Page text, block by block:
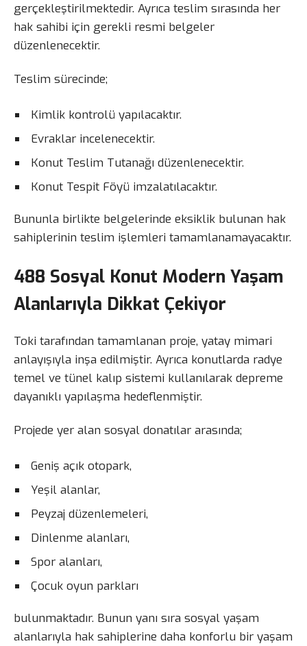
gerçekleştirilmektedir. Ayrıca teslim sırasında her
hak sahibi için gerekli resmi belgeler
düzenlenecektir.
Teslim sürecinde;
Kimlik kontrolü yapılacaktır.
Evraklar incelenecektir.
Konut Teslim Tutanağı düzenlenecektir.
Konut Tespit Föyü imzalatılacaktır.
Bununla birlikte belgelerinde eksiklik bulunan hak
sahiplerinin teslim işlemleri tamamlanamayacaktır.
488 Sosyal Konut Modern Yaşam
Alanlarıyla Dikkat Çekiyor
Toki tarafından tamamlanan proje, yatay mimari
anlayışıyla inşa edilmiştir. Ayrıca konutlarda radye
temel ve tünel kalıp sistemi kullanılarak depreme
dayanıklı yapılaşma hedeflenmiştir.
Projede yer alan sosyal donatılar arasında;
Geniş açık otopark,
Yeşil alanlar,
Peyzaj düzenlemeleri,
Dinlenme alanları,
Spor alanları,
Çocuk oyun parkları
bulunmaktadır. Bunun yanı sıra sosyal yaşam
alanlarıyla hak sahiplerine daha konforlu bir yaşam